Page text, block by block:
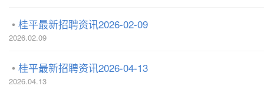
桂平最新招聘资讯2026-02-09
2026.02.09
桂平最新招聘资讯2026-04-13
2026.04.13